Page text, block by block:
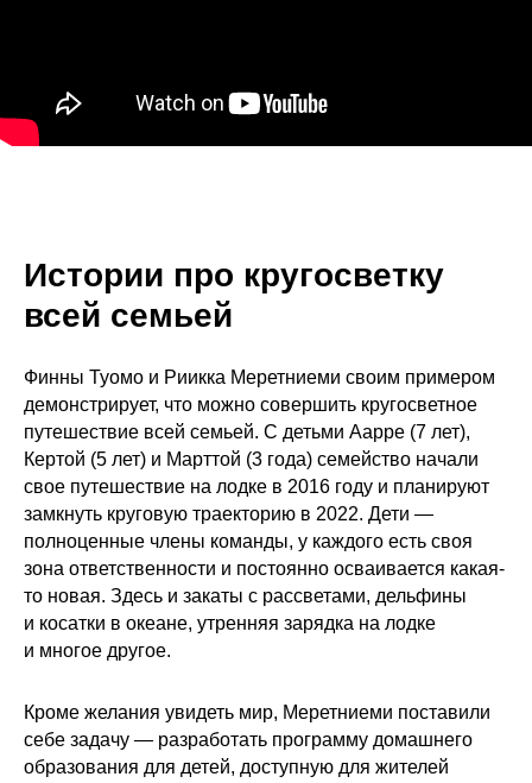
Истории про кругосветку
всей семьей
Финны Туомо и Риикка Меретниеми своим примером
демонстрирует, что можно совершить кругосветное
путешествие всей семьей. С детьми Аарре (7 лет),
Кертой (5 лет) и Марттой (3 года) семейство начали
свое путешествие на лодке в 2016 году и планируют
замкнуть круговую траекторию в 2022. Дети —
полноценные члены команды, у каждого есть своя
зона ответственности и постоянно осваивается какая-
то новая. Здесь и закаты с рассветами, дельфины
и косатки в океане, утренняя зарядка на лодке
и многое другое.
Кроме желания увидеть мир, Меретниеми поставили
себе задачу — разработать программу домашнего
образования для детей, доступную для жителей